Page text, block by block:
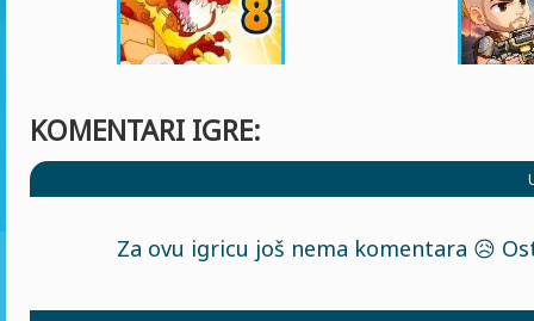
KOMENTARI IGRE:
Za ovu igricu još nema komentara 😥